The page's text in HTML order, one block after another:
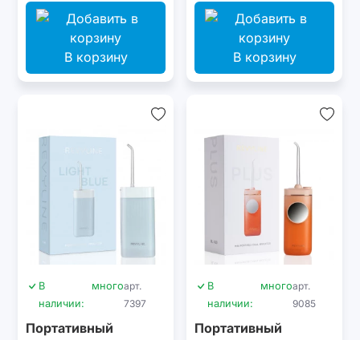
В корзину В корзину
В
наличии:
многоарт.
7397
Портативный
В
наличии:
многоарт.
9085
Портативный